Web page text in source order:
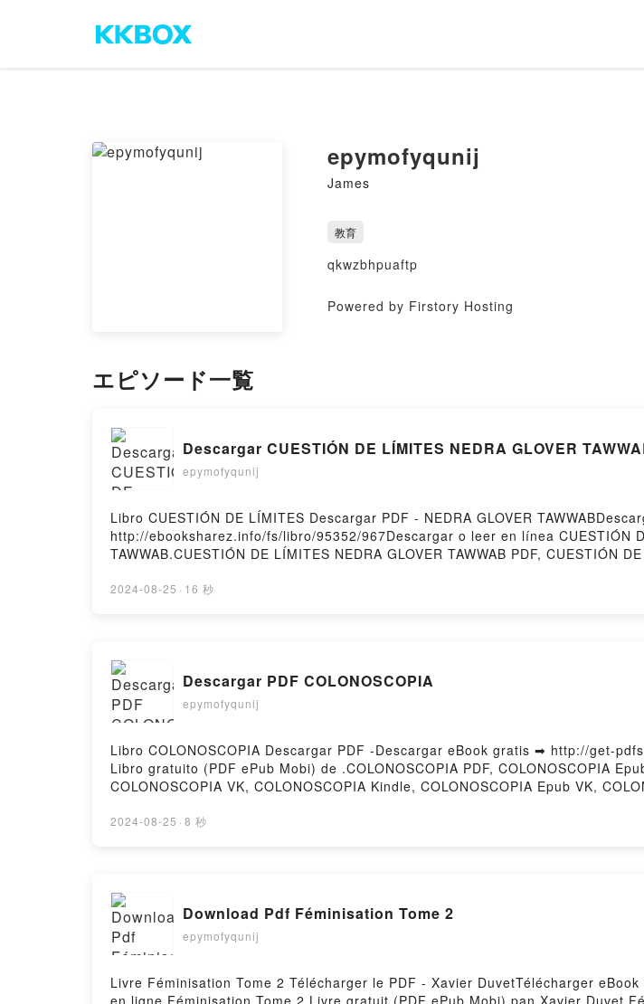
epymofyqunij
James
教育
qkwzbhpuaftp
Powered by Firstory Hosting
エピソード一覧
Descargar CUESTIÓN DE LÍMITES NEDRA GLOVER
epymofyqunij
Libro CUESTIÓN DE LÍMITES Descargar PDF - NEDRA GLOVER
http://ebooksharez.info/fs/libro/95352/967Descargar o leer en línea CUESTIÓN
TAWWAB.CUESTIÓN DE LÍMITES NEDRA GLOVER TAWWAB PDF, CUESTIÓN
TAWWAB VK, CUESTIÓN DE LÍMITES NEDRA GLOVER TAWWAB Kindle,
2024-08-25 · 16 秒
Descargar PDF COLONOSCOPIA
epymofyqunij
Libro COLONOSCOPIA Descargar PDF -Descargar eBook gratis ➡ http://get-
Libro gratuito (PDF ePub Mobi) de .COLONOSCOPIA PDF, COLONOSCOPIA
COLONOSCOPIA VK, COLONOSCOPIA Kindle, COLONOSCOPIA Epub VK,
2024-08-25 · 8 秒
Download Pdf Féminisation Tome 2
epymofyqunij
Livre Féminisation Tome 2 Télécharger le PDF - Xavier DuvetTélécharger
en ligne Féminisation Tome 2 Livre gratuit (PDF ePub Mobi) pan Xavier